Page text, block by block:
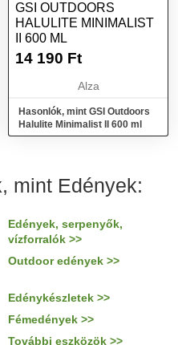
GSI OUTDOORS
HALULITE MINIMALIST
II 600 ML
14 190 Ft
Alza
Hasonlók, mint GSI Outdoors
Halulite Minimalist II 600 ml
mint Edények:
Edények, serpenyők,
vízforralók >>
Outdoor edények >>
Edénykészletek >>
Fémedények >>
További eszközök >>